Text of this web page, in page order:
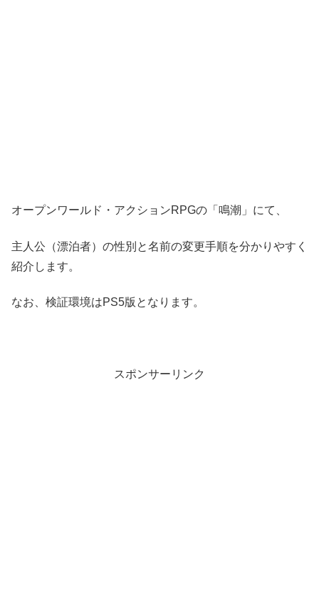
オープンワールド・アクションRPGの「鳴潮」にて、
主人公（漂泊者）の性別と名前の変更手順を分かりやすく
紹介します。
なお、検証環境はPS5版となります。
スポンサーリンク